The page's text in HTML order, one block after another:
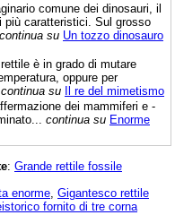
comune dei dinosauri, il
più caratteristici. Sul grosso
continua su Un tozzo dinosauro
è in grado di mutare
oppure per
continua su Il re del mimetismo
dei mammiferi e -
continua su Enorme
: Grande rettile fossile
enorme Gigantesco rettile
fornito di tre corna